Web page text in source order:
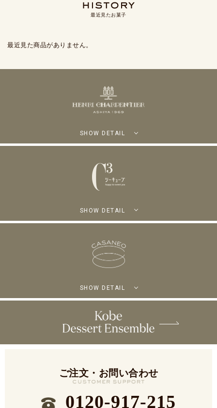
最近見たお菓子
最近見た商品がありません。
SHOW DETAIL
SHOW DETAIL
SHOW DETAIL
ご注文・お問い合わせ
0120-917-215